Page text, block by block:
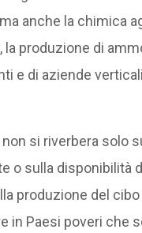
ma anche la chimica
la produzione di
e di aziende
si riverbera solo
o sulla disponibilità
produzione del cibo
in Paesi poveri che